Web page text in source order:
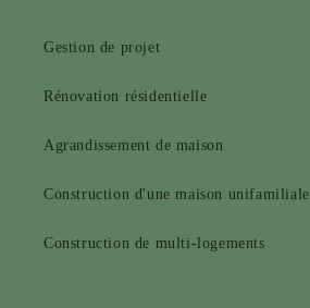
Gestion de projet
Rénovation résidentielle
Agrandissement de maison
Construction d'une maison unifamiliale
Construction de multi-logements